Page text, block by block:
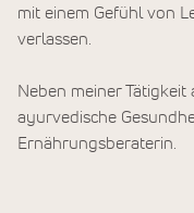
mit einem Gefühl von
verlassen.
Neben meiner
ayurvedische
Ernährungsberaterin.